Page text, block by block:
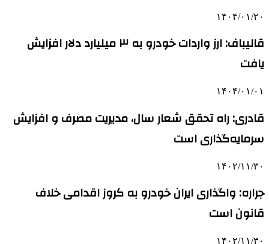
۱۴۰۴/۰۱/۲۰
قالیباف: ارز واردات خودرو به ۳ میلیارد دلار افزایش
یافت
۱۴۰۴/۰۱/۰۱
قادری: راه تحقق شعار سال، مدیریت مصرف و افزایش
سرمایه‌گذاری است
۱۴۰۲/۱۱/۳۰
جراره: واگذاری ایران خودرو به کروز اقدامی خلاف
قانون است
۱۴۰۲/۱۱/۳۰